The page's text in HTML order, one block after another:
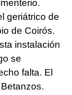
geriátrico de
de Coirós.
instalación
se
falta. El